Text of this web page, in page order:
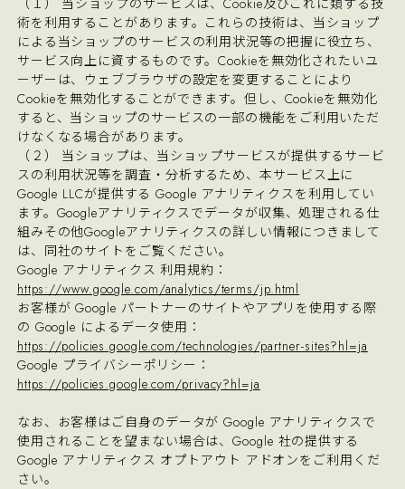
（１） 当ショップのサービスは、Cookie及びこれに類する技
術を利用することがあります。これらの技術は、当ショップ
による当ショップのサービスの利用状況等の把握に役立ち、
サービス向上に資するものです。Cookieを無効化されたいユ
ーザーは、ウェブブラウザの設定を変更することにより
Cookieを無効化することができます。但し、Cookieを無効化
すると、当ショップのサービスの一部の機能をご利用いただ
けなくなる場合があります。
（２） 当ショップは、当ショップサービスが提供するサービ
スの利用状況等を調査・分析するため、本サービス上に
Google LLCが提供する Google アナリティクスを利用してい
ます。Googleアナリティクスでデータが収集、処理される仕
組みその他Googleアナリティクスの詳しい情報につきまして
は、同社のサイトをご覧ください。
Google アナリティクス 利用規約：
https://www.google.com/analytics/terms/jp.html
お客様が Google パートナーのサイトやアプリを使用する際
の Google によるデータ使用：
https://policies.google.com/technologies/partner-sites?hl=ja
Google プライバシーポリシー：
https://policies.google.com/privacy?hl=ja
なお、お客様はご自身のデータが Google アナリティクスで
使用されることを望まない場合は、Google 社の提供する
Google アナリティクス オプトアウト アドオンをご利用くだ
さい。